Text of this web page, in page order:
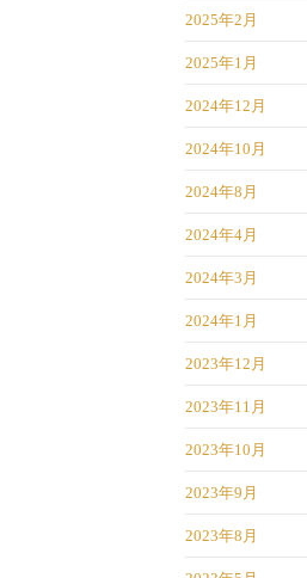
2025年2月
2025年1月
2024年12月
2024年10月
2024年8月
2024年4月
2024年3月
2024年1月
2023年12月
2023年11月
2023年10月
2023年9月
2023年8月